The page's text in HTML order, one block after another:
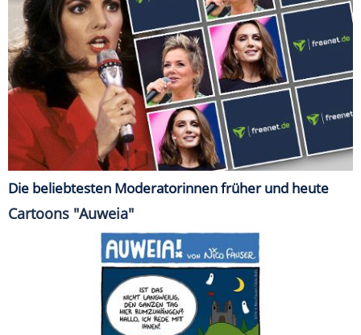
Die beliebtesten Moderatorinnen früher und heute
Cartoons "Auweia"